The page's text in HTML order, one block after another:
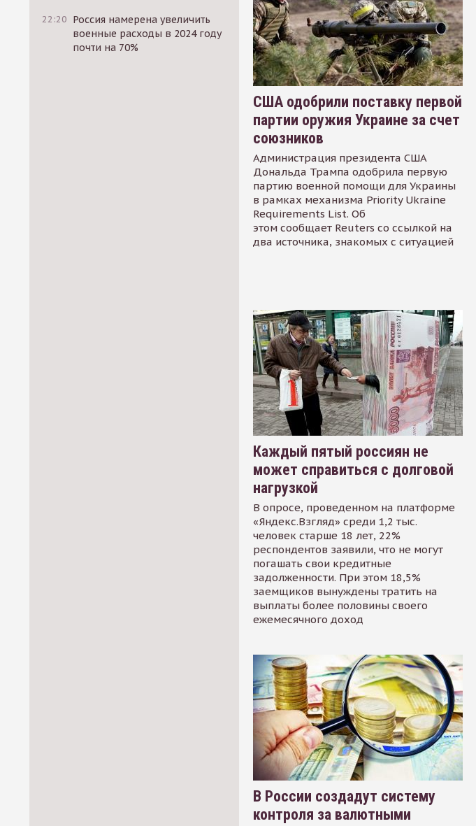
22:20 Россия намерена увеличить
военные расходы в 2024 году
почти на 70%
США одобрили поставку первой
партии оружия Украине за счет
союзников
Администрация президента США
Дональда Трампа одобрила первую
партию военной помощи для Украины
в рамках механизма Priority Ukraine
Requirements List. Об
этом сообщает Reuters со ссылкой на
два источника, знакомых с ситуацией
Каждый пятый россиян не
может справиться с долговой
нагрузкой
В опросе, проведенном на платформе
«Яндекс.Взгляд» среди 1,2 тыс.
человек старше 18 лет, 22%
респондентов заявили, что не могут
погашать свои кредитные
задолженности. При этом 18,5%
заемщиков вынуждены тратить на
выплаты более половины своего
ежемесячного доход
В России создадут систему
контроля за валютными